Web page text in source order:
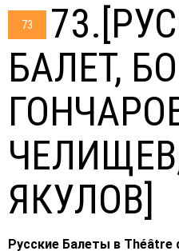
73
БАЛЕТ,
ЯКУЛОВ]
Русские Балеты в Théâtre